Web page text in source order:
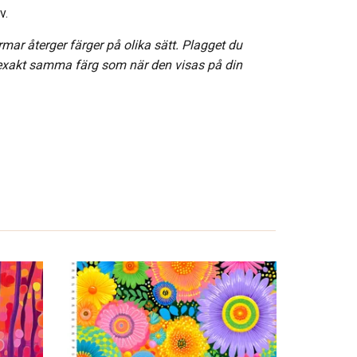
återger färger på olika sätt. Plagget du
samma färg som när den visas på din